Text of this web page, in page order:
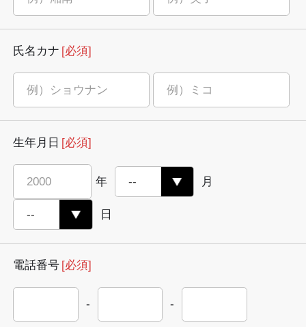
氏名カナ [必須]
生年月日 [必須]
年 月
日
電話番号 [必須]
- -